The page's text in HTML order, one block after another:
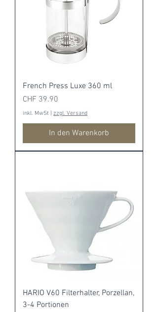
French Press Luxe 360 ml
Preis
CHF 39.90
inkl. MwSt zzgl. Versand
In den Warenkorb
HARIO V60 Filterhalter, Porzellan,
3-4 Portionen